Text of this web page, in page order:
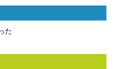
た